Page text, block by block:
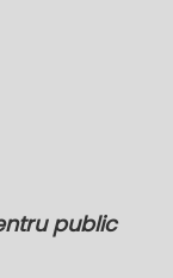
public